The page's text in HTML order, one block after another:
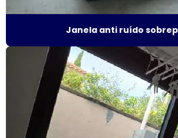
Fábrica de janela de alumínio sobreposta
Fábrica de janela anti ruído
Fábrica de janela antirruído em são
Fábrica de janela antirruído em sp
Fábrica de janela sobreposta de correr
Janela anti ruído